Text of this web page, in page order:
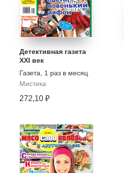
Детективная газета
XXI век
Газета
1 раз в месяц
Мистика
272,10 ₽